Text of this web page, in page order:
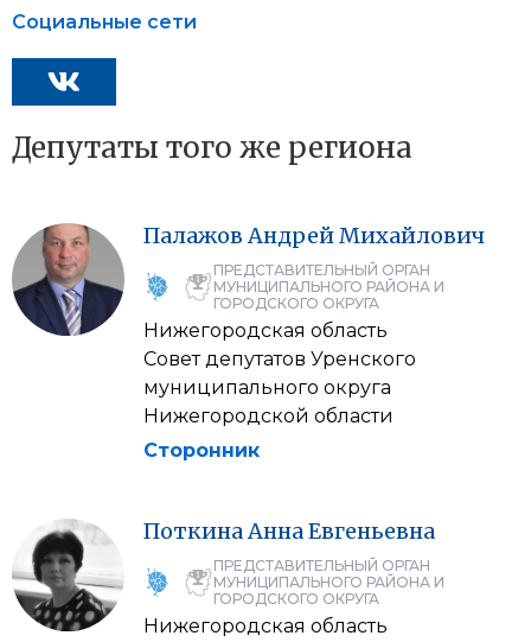
Социальные сети
Депутаты того же региона
Палажов АндрейМихайлович
ПРЕДСТАВИТЕЛЬНЫЙ ОРГАН
МУНИЦИПАЛЬНОГО РАЙОНА И
ГОРОДСКОГО ОКРУГА
Нижегородская область
Совет депутатов Уренского
муниципального округа
Нижегородской области
Сторонник
ПоткинаАннаЕвгеньевна
ПРЕДСТАВИТЕЛЬНЫЙ ОРГАН
МУНИЦИПАЛЬНОГО РАЙОНА И
ГОРОДСКОГО ОКРУГА
Нижегородская область